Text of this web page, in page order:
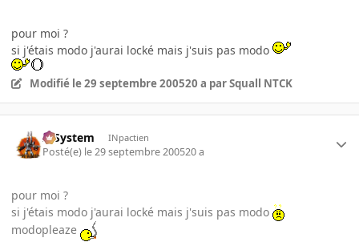
pour moi ?
si j'étais modo j'aurai locké mais j'suis pas modo
Modifié le 29 septembre 200520 a par Squall NTCK
X-System INpactien
Posté(e) le 29 septembre 200520 a
pour moi ?
si j'étais modo j'aurai locké mais j'suis pas modo
modopleaze